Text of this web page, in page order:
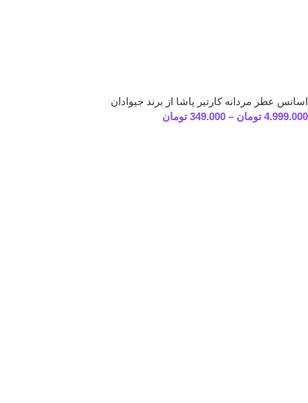
اسانس عطر مردانه کارتیر پاشا از برند جیوادان
4.999.000 تومان –
349.000 تومان